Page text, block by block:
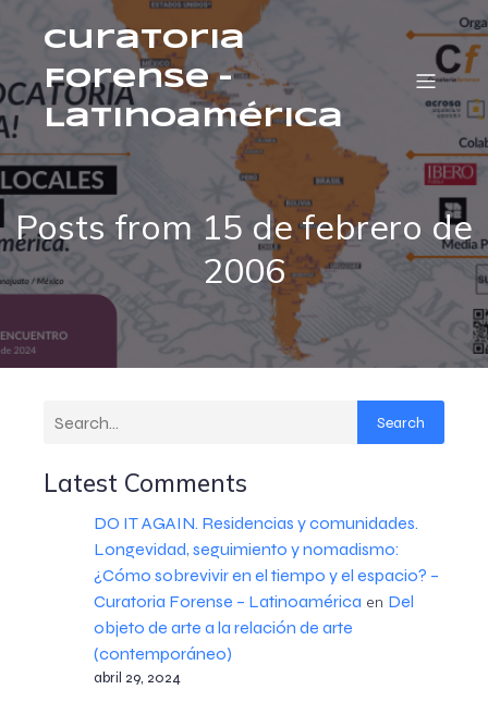
Curatoria
Forense –
Latinoamérica
Posts from 15 de febrero de
2006
Search
Latest Comments
DO IT AGAIN. Residencias y comunidades.
Longevidad, seguimiento y nomadismo:
¿Cómo sobrevivir en el tiempo y el espacio? –
Curatoria Forense – Latinoamérica en Del
objeto de arte a la relación de arte
(contemporáneo)
abril 29, 2024